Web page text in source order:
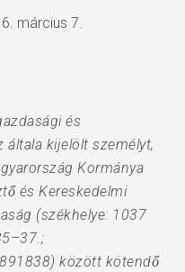
március 7.
és
általa kijelölt személyt,
Kormánya
és Kereskedelmi
(székhelye: 1037
között kötendő